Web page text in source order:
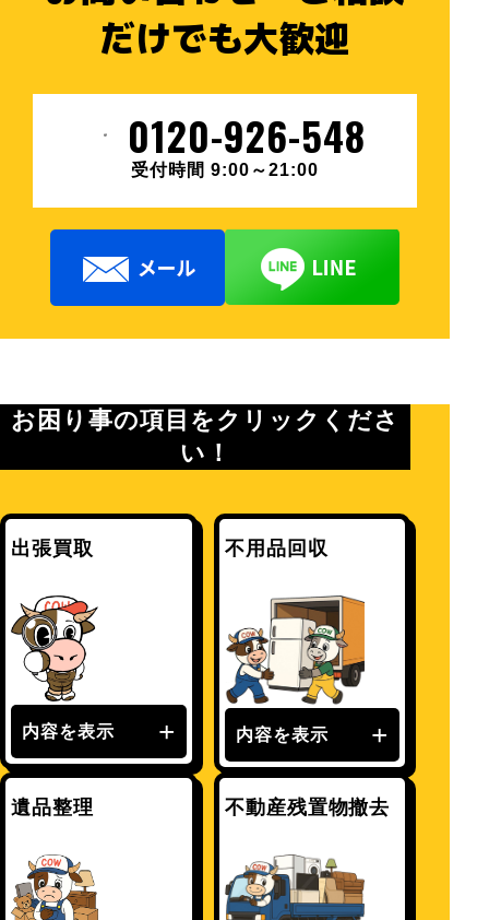
だけでも大歓迎
0120-926-548
受付時間 9:00～21:00
お困り事の項目をクリックくださ
い！
出張買取
内容を表示
不用品回収
内容を表示
遺品整理 不動産残置物撤去